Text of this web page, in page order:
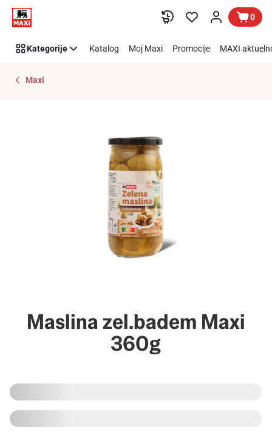
Preskoči link 0
Kategorije Katalog Moj Maxi Promocije MAXI
Maxi
Maslina zel.badem Maxi
360g